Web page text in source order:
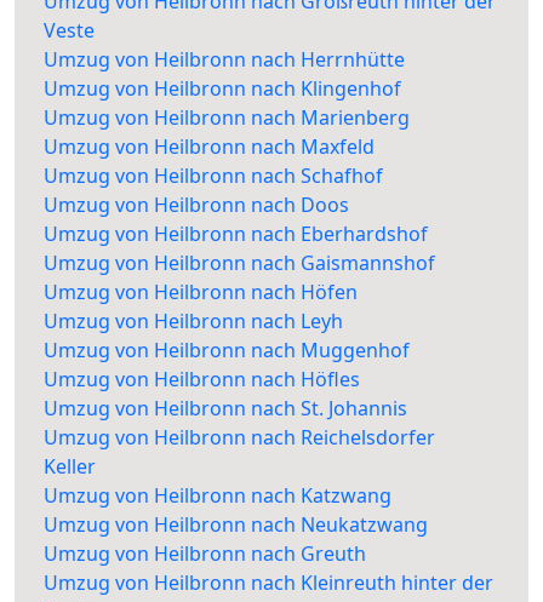
Veste
Umzug von Heilbronn nach Herrnhütte
Umzug von Heilbronn nach Klingenhof
Umzug von Heilbronn nach Marienberg
Umzug von Heilbronn nach Maxfeld
Umzug von Heilbronn nach Schafhof
Umzug von Heilbronn nach Doos
Umzug von Heilbronn nach Eberhardshof
Umzug von Heilbronn nach Gaismannshof
Umzug von Heilbronn nach Höfen
Umzug von Heilbronn nach Leyh
Umzug von Heilbronn nach Muggenhof
Umzug von Heilbronn nach Höfles
Umzug von Heilbronn nach St. Johannis
Umzug von Heilbronn nach Reichelsdorfer
Keller
Umzug von Heilbronn nach Katzwang
Umzug von Heilbronn nach Neukatzwang
Umzug von Heilbronn nach Greuth
Umzug von Heilbronn nach Kleinreuth hinter der